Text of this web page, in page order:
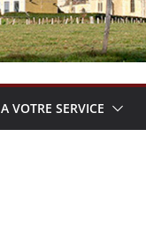
A VOTRE SERVICE